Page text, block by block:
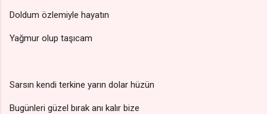
Doldum özlemiyle hayatın
Yağmur olup taşıcam
Sarsın kendi terkine yarın dolar hüzün
Bugünleri güzel bırak anı kalır bize